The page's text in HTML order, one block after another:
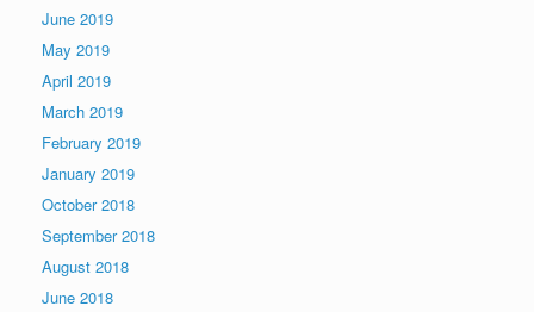
June 2019
May 2019
April 2019
March 2019
February 2019
January 2019
October 2018
September 2018
August 2018
June 2018